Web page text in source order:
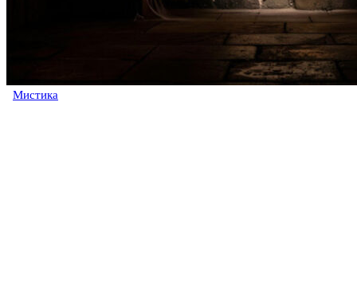
Мистика